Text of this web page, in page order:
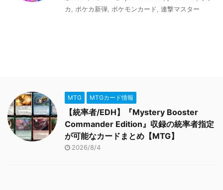
カ
ポケカ新弾 ポケモンカード 連撃マスター
MTG MTGカード情報
【統率者/EDH】『Mystery Booster
Commander Edition』収録の統率者指定
が可能なカードまとめ【MTG】
2026/8/4